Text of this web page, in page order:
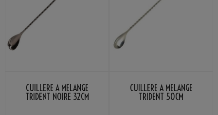
CUILLÈRE À MÉLANGE
TRIDENT NOIRE 32CM
CUILLÈRE À MÉLANGE
TRIDENT 50CM